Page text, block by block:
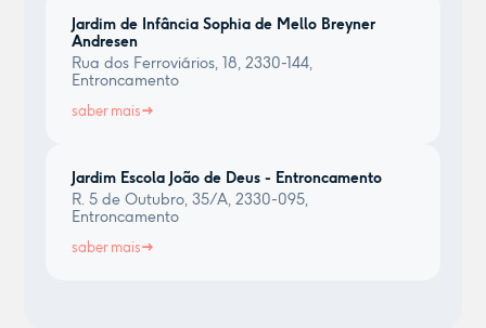
Jardim de Infância Sophia de Mello Breyner
Andresen
Rua dos Ferroviários, 18, 2330-144,
Entroncamento
saber mais
Jardim Escola João de Deus - Entroncamento
R. 5 de Outubro, 35/A, 2330-095,
Entroncamento
saber mais